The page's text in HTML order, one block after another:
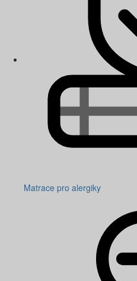
Matrace pro alergiky